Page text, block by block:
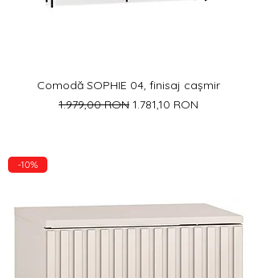
Comodă SOPHIE 04, finisaj cașmir
Preț normal
1.979,00 RON Preț redus
1.781,10 RON
-10%